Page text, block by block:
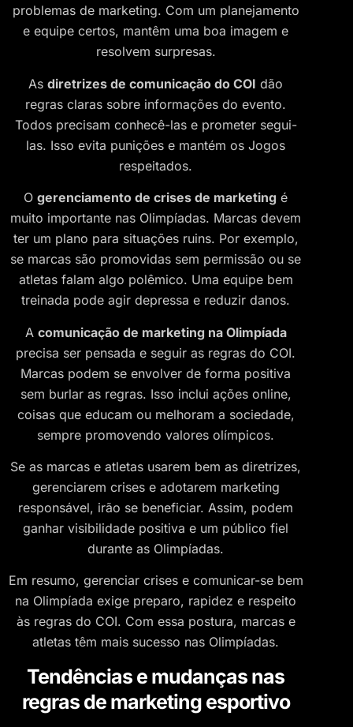
problemas de marketing. Com um planejamento
e equipe certos, mantêm uma boa imagem e
resolvem surpresas.
As diretrizes de comunicação do COI dão
regras claras sobre informações do evento.
Todos precisam conhecê-las e prometer segui-
las. Isso evita punições e mantém os Jogos
respeitados.
O gerenciamento de crises de marketing é
muito importante nas Olimpíadas. Marcas devem
ter um plano para situações ruins. Por exemplo,
se marcas são promovidas sem permissão ou se
atletas falam algo polêmico. Uma equipe bem
treinada pode agir depressa e reduzir danos.
A comunicação de marketing na Olimpíada
precisa ser pensada e seguir as regras do COI.
Marcas podem se envolver de forma positiva
sem burlar as regras. Isso inclui ações online,
coisas que educam ou melhoram a sociedade,
sempre promovendo valores olímpicos.
Se as marcas e atletas usarem bem as diretrizes,
gerenciarem crises e adotarem marketing
responsável, irão se beneficiar. Assim, podem
ganhar visibilidade positiva e um público fiel
durante as Olimpíadas.
Em resumo, gerenciar crises e comunicar-se bem
na Olimpíada exige preparo, rapidez e respeito
às regras do COI. Com essa postura, marcas e
atletas têm mais sucesso nas Olimpíadas.
Tendências e mudanças nas
regras de marketing esportivo